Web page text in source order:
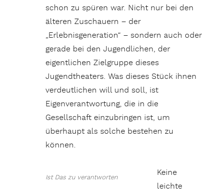
schon zu spüren war. Nicht nur bei den
älteren Zuschauern – der
„Erlebnisgeneration“ – sondern auch oder
gerade bei den Jugendlichen, der
eigentlichen Zielgruppe dieses
Jugendtheaters. Was dieses Stück ihnen
verdeutlichen will und soll, ist
Eigenverantwortung, die in die
Gesellschaft einzubringen ist, um
überhaupt als solche bestehen zu
können.
Ist Das zu verantworten
Keine
leichte